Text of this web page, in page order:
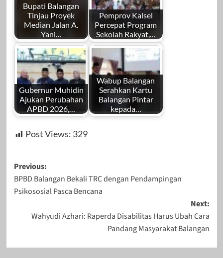
Bupati Balangan
Tinjau Proyek
Median Jalan A.
Yani…
Pemprov Kalsel
Percepat Program
Sekolah Rakyat,…
Gubernur Muhidin
Ajukan Perubahan
APBD 2026,…
Wabup Balangan
Serahkan Kartu
Balangan Pintar
kepada…
Post Views: 329
Post
navigation
Previous:
BPBD Balangan Bekali TRC dengan Pendampingan
Psikososial Pasca Bencana
Next:
Wahyudi Azhari: Raperda Disabilitas Harus Ubah Cara
Pandang Masyarakat Balangan